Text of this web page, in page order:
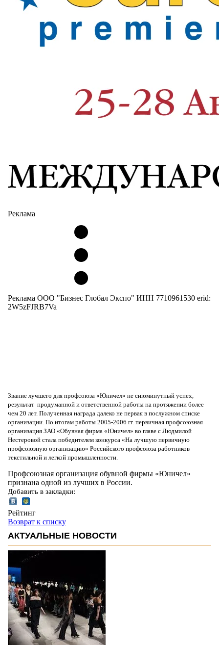
Реклама
Реклама ООО "Бизнес Глобал Экспо" ИНН 7710961530 erid:
2W5zFJRB7Va
Звание лучшего для профсоюза «Юничел» не сиюминутный успех,
результат продуманной и ответственной работы на протяжении более
чем 20 лет. Полученная награда далеко не первая в послужном списке
организации. По итогам работы 2005-2006 гг. первичная профсоюзная
организация ЗАО «Обувная фирма «Юничел» во главе с Людмилой
Нестеровой стала победителем конкурса «На лучшую первичную
профсоюзную организацию» Российского профсоюза работников
текстильной и легкой промышленности.
Профсоюзная организация обувной фирмы «Юничел»
признана одной из лучших в России.
Добавить в закладки:
Рейтинг
Возврат к списку
АКТУАЛЬНЫЕ НОВОСТИ